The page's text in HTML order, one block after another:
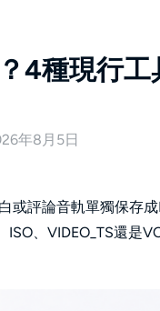
4種現行
年8月5日
或評論音軌單獨保存
、VIDEO_TS還是